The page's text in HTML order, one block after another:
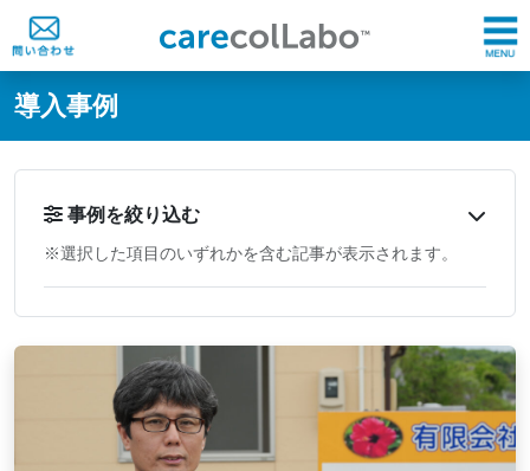
@ -0,0 +1,60 @@
導入事例
事例を絞り込む
※選択した項目のいずれかを含む記事が表示されます。